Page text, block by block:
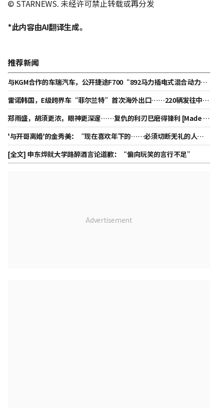
© STARNEWS. 未经许可禁止转载或再分发
*此内容由AI翻译生成。
推荐新闻
与KGM合作的车瑞汽车，公开捷途F700“892马力插电式混合动力皮
卡”
雷诺韩国，E级跨界车“菲尔兰特”首次海外出口……220辆发往中南
美
郑雨盛，胡须更浓，眼神更深邃……复仇的利刃已磨得锋利 [Made in
Korea 第二季]
'与开哥离婚'的金秀美：“现在喜欢年下的……必须切断无礼的人”
[秀米车奥拉]
[全文] 申东烨就大学路醉酒言论道歉：“偏向玩笑的言行不足”